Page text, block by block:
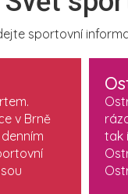
sportovní
v Brně
tak